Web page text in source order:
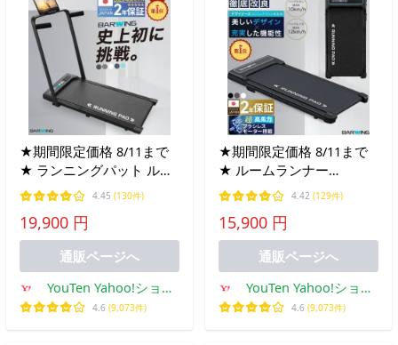
★期間限定価格 8/11まで
★ ランニングパット ルー
ムランナー ハンドルあり
MAX12km/h ランニングマ
シン ランニングマシーン
4.45 (130件)
19,900 円
通販ページへ
YouTen Yahoo!ショッ
ピング店
4.6 (9,073件)
★期間限定価格 8/11まで
★ ルームランナー
MAX10km/h ブラック ラ
ンニングマシーン トレッ
ドミル 折り畳み ハンドル
無し
4.42 (129件)
15,900 円
通販ページへ
YouTen Yahoo!ショッ
ピング店
4.6 (9,073件)